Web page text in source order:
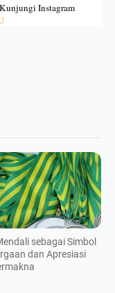
Kunjungi Instagram
sebagai Simbol
dan Apresiasi